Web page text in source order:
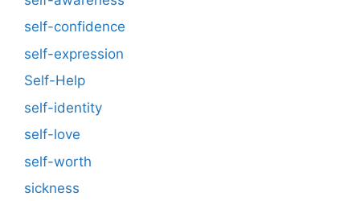
self-confidence
self-expression
Self-Help
self-identity
self-love
self-worth
sickness